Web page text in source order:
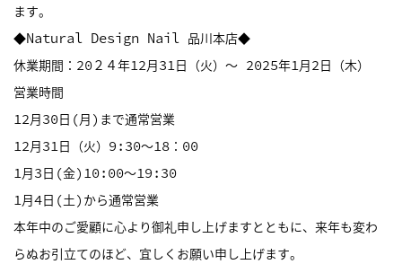
ます。
◆Natural Design Nail 品川本店◆
休業期間：20２４年12月31日（火）～ 2025年1月2日（木）
営業時間
12月30日(月)まで通常営業
12月31日（火）9:30～18：00
1月3日(金)10:00～19:30
1月4日(土)から通常営業
本年中のご愛顧に心より御礼申し上げますとともに、来年も変わ
らぬお引立てのほど、宜しくお願い申し上げます。